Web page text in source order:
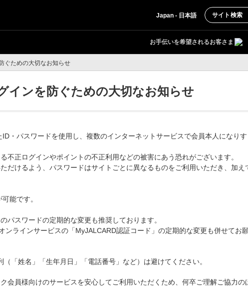
Japan - 日本語 サイト検索
お手伝いを希望されるお客さま
ぐための大切なお知らせ
インを防ぐための大切なお知らせ
・パスワードを使用し、複数のインターネットサービスで会員本人になり
不正ログインやポイントの不正利用などの被害にあう恐れがございます。
だけるよう、パスワードはサイトごとに異なるものをご利用いただき、加え
能です。
パスワードの定期的な変更も推奨しております。
ラインサービスの「MyJALCARD認証コード」の定期的な変更も併せてお
「姓名」「生年月日」「電話番号」など）は避けてください。
会員様向けのサービスを安心してご利用いただくため、何卒ご理解ご協力の